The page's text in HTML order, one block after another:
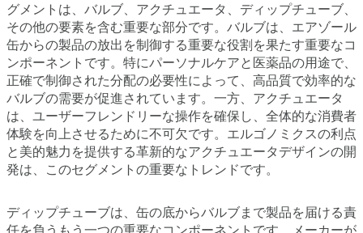
グメントは、バルブ、アクチュエータ、ディップチューブ、
その他の要素を含む重要な部分です。バルブは、エアゾール
缶からの製品の放出を制御する重要な役割を果たす重要なコ
ンポーネントです。特にパーソナルケアと医薬品の用途で、
正確で制御された分配の必要性によって、高品質で効率的な
バルブの需要が促進されています。一方、アクチュエータ
は、ユーザーフレンドリーな操作を確保し、全体的な消費者
体験を向上させるために不可欠です。エルゴノミクスの利点
と美的魅力を提供する革新的なアクチュエータデザインの開
発は、このセグメントの重要なトレンドです。
ディップチューブは、缶の底からバルブまで製品を届ける責